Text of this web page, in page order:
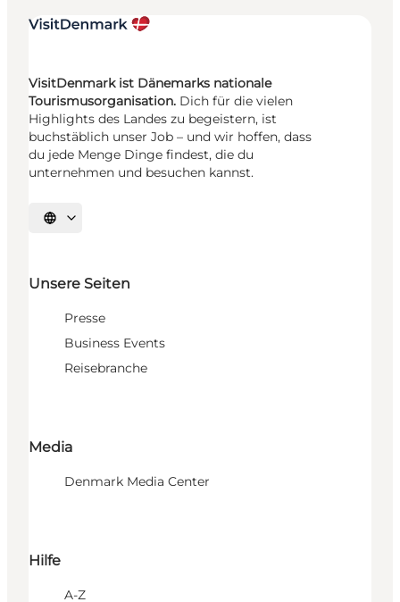
VisitDenmark ist Dänemarks nationale
Tourismusorganisation. Dich für die vielen
Highlights des Landes zu begeistern, ist
buchstäblich unser Job – und wir hoffen, dass
du jede Menge Dinge findest, die du
unternehmen und besuchen kannst.
Sprache auswählen
Unsere Seiten
Presse
Business Events
Reisebranche
Media
Denmark Media Center
Hilfe
A-Z